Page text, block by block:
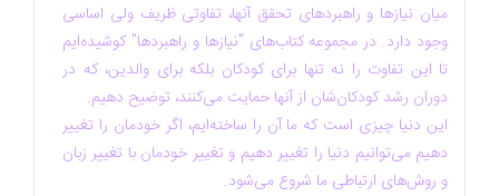
میان نیازها و راهبردهای تحقق آنها، تفاوتی ظریف ولی اساسی
وجود دارد. در مجموعه کتاب‌های "نیازها و راهبردها" کوشیده‌ایم
تا این تفاوت را نه تنها برای کودکان بلکه برای والدین، که در
دوران رشد کودکان‌شان از آنها حمایت می‌کنند، توضیح دهیم.
این دنیا چیزی است که ما آن را ساخته‌ایم، اگر خودمان را تغییر
دهیم می‌توانیم دنیا را تغییر دهیم و تغییر خودمان با تغییر زبان
و روش‌های ارتباطی ما شروع می‌شود.